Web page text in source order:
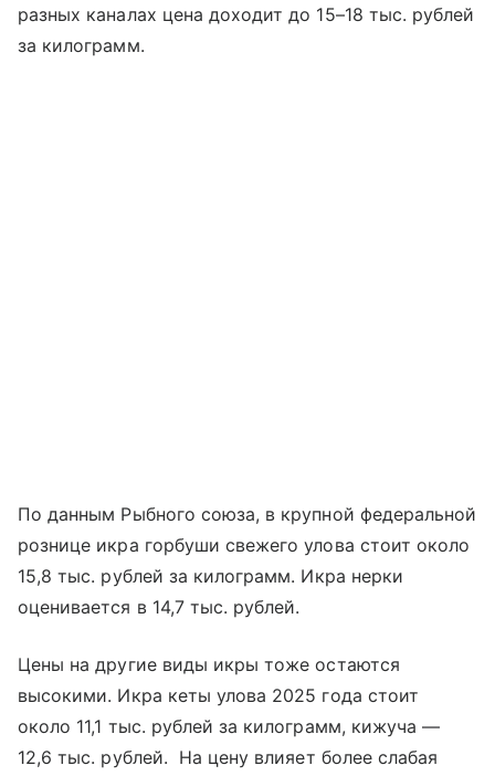
разных каналах цена доходит до 15–18 тыс. рублей
за килограмм.
По данным Рыбного союза, в крупной федеральной
рознице икра горбуши свежего улова стоит около
15,8 тыс. рублей за килограмм. Икра нерки
оценивается в 14,7 тыс. рублей.
Цены на другие виды икры тоже остаются
высокими. Икра кеты улова 2025 года стоит
около 11,1 тыс. рублей за килограмм, кижуча —
12,6 тыс. рублей. На цену влияет более слабая